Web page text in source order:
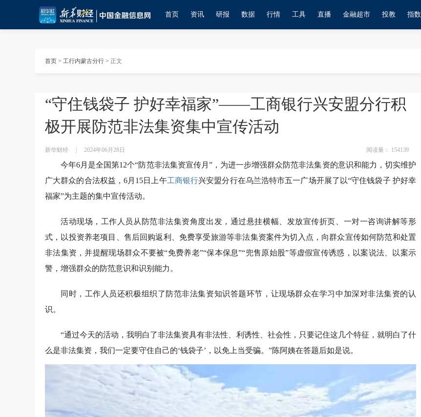
首页 资讯 研报 数据 行情 工具 直播 金融超市 投教 指数
首页 > 工行内蒙古分行 > 正文
“守住钱袋子 护好幸福家”——工商银行兴安盟分行积
极开展防范非法集资集中宣传活动
新华财经 2024年06月28日 阅读量： 154139
今年6月是全国第12个“防范非法集资宣传月”，为进一步增强群众防范非法集资的意识和能力，切实维护
广大群众的合法权益，6月15日上午工商银行兴安盟分行在乌兰浩特市五一广场开展了以“守住钱袋子 护好幸
福家”为主题的集中宣传活动。
活动现场，工作人员从防范非法集资角度出发，通过悬挂横幅、发放宣传折页、一对一咨询讲解等形
式，以投资养老项目、售后回购返利、免费享受旅游等非法集资案件为切入点，向群众宣传如何防范和处置
非法集资，并提醒现场群众不要被“免费养老”“保本保息”“兜售原始股”等虚假宣传诱惑，以案说法、以案示
警，增强群众的防范意识和识别能力。
同时，工作人员还积极组织了防范非法集资知识答题环节，让现场群众在学习中加深对非法集资的认
识。
“通过今天的活动，我明白了非法集资具有非法性、利诱性、社会性，只要记住这几个特征，就明白了什
么是非法集资，我们一定要守住自己的‘钱袋子’，以免上当受骗。”陈阿姨在答题后如是说。